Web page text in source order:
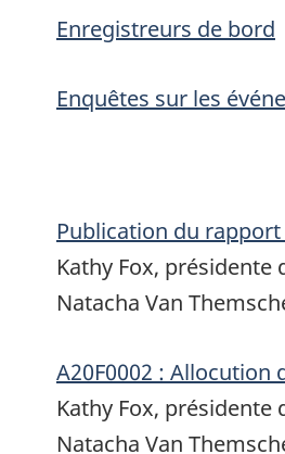
Enregistreurs de bord
Enquêtes sur les
Publication du rapport
Kathy Fox, présidente
Natacha Van
A20F0002 : Allocution
Kathy Fox, présidente
Natacha Van